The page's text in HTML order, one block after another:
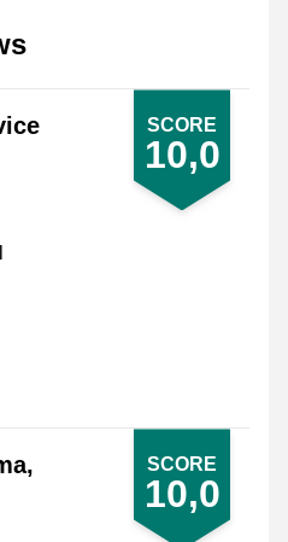
SCORE
10,0
SCORE
10,0